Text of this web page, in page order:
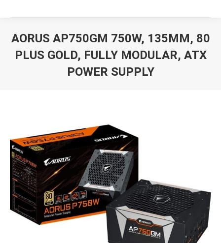
AORUS AP750GM 750W, 135MM, 80
PLUS GOLD, FULLY MODULAR, ATX
POWER SUPPLY